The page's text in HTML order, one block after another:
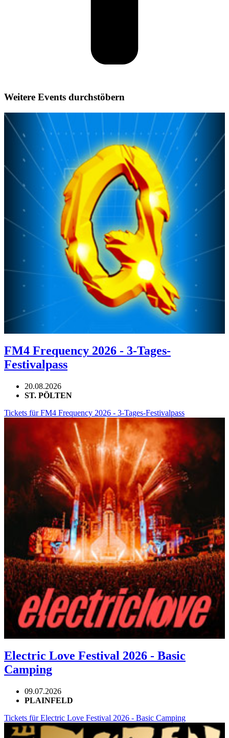
Weitere Events durchstöbern
FM4 Frequency 2026 - 3-Tages-
Festivalpass
20.08.2026
ST. PÖLTEN
Tickets für FM4 Frequency 2026 - 3-Tages-Festivalpass
Electric Love Festival 2026 - Basic
Camping
09.07.2026
PLAINFELD
Tickets für Electric Love Festival 2026 - Basic Camping